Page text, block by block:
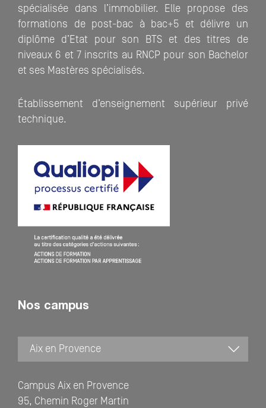
spécialisée dans l’immobilier. Elle propose des
formations de post-bac à bac+5 et délivre un
diplôme d’Etat pour son BTS et des titres de
niveaux 6 et 7 inscrits au RNCP pour son Bachelor
et ses Mastères spécialisés.
Établissement d’enseignement supérieur privé
technique.
Nos campus
Campus Aix en Provence
95, Chemin Roger Martin